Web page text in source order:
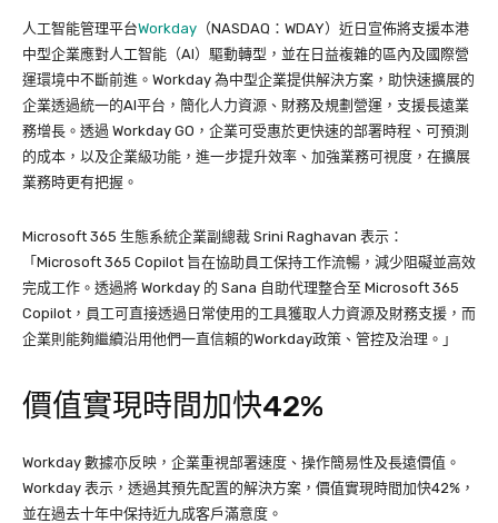
人工智能管理平台Workday （NASDAQ：WDAY）近日宣佈將支援本港
中型企業應對人工智能（AI）驅動轉型，並在日益複雜的區內及國際營
運環境中不斷前進。Workday 為中型企業提供解決方案，助快速擴展的
企業透過統一的AI平台，簡化人力資源、財務及規劃營運，支援長遠業
務增長。透過 Workday GO，企業可受惠於更快速的部署時程、可預測
的成本，以及企業級功能，進一步提升效率、加強業務可視度，在擴展
業務時更有把握。
Microsoft 365 生態系統企業副總裁 Srini Raghavan 表示：
「Microsoft 365 Copilot 旨在協助員工保持工作流暢，減少阻礙並高效
完成工作。透過將 Workday 的 Sana 自助代理整合至 Microsoft 365
Copilot，員工可直接透過日常使用的工具獲取人力資源及財務支援，而
企業則能夠繼續沿用他們一直信賴的Workday政策、管控及治理。」
價值實現時間加快42%
Workday 數據亦反映，企業重視部署速度、操作簡易性及長遠價值。
Workday 表示，透過其預先配置的解決方案，價值實現時間加快42%，
並在過去十年中保持近九成客戶滿意度。